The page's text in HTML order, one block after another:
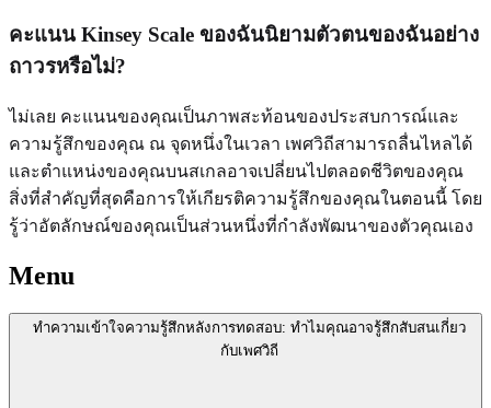
คะแนน Kinsey Scale ของฉันนิยามตัวตนของฉันอย่าง
ถาวรหรือไม่?
ไม่เลย คะแนนของคุณเป็นภาพสะท้อนของประสบการณ์และ
ความรู้สึกของคุณ ณ จุดหนึ่งในเวลา เพศวิถีสามารถลื่นไหลได้
และตำแหน่งของคุณบนสเกลอาจเปลี่ยนไปตลอดชีวิตของคุณ
สิ่งที่สำคัญที่สุดคือการให้เกียรติความรู้สึกของคุณในตอนนี้ โดย
รู้ว่าอัตลักษณ์ของคุณเป็นส่วนหนึ่งที่กำลังพัฒนาของตัวคุณเอง
Menu
ทำความเข้าใจความรู้สึกหลังการทดสอบ: ทำไมคุณอาจรู้สึกสับสนเกี่ยว
กับเพศวิถี